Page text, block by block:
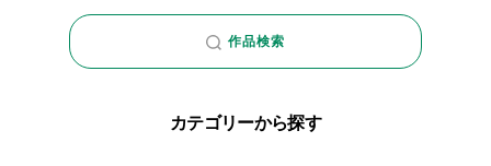
作品検索
カテゴリーから探す